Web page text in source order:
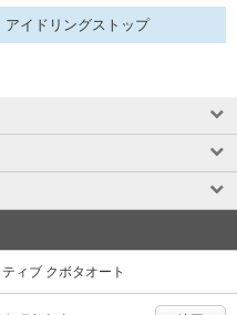
アイドリングストップ
ティブ クボタオート